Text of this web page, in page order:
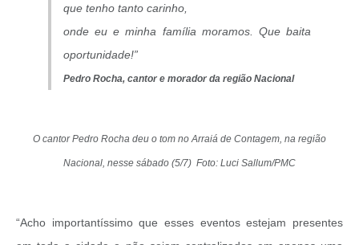
que tenho tanto carinho,
onde eu e minha família moramos. Que baita
oportunidade!”
Pedro Rocha, cantor e morador da região Nacional
O cantor Pedro Rocha deu o tom no Arraiá de Contagem, na região
Nacional, nesse sábado (5/7) Foto: Luci Sallum/PMC
“Acho importantíssimo que esses eventos estejam presentes